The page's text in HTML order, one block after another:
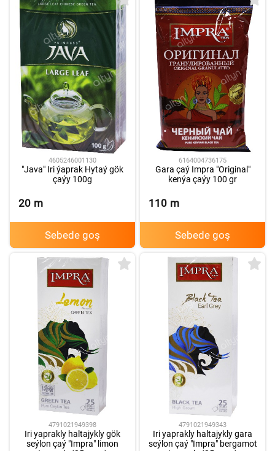
4605246001130
"Java" Iri ýaprak Hytaý gök
çaýy 100g
20 m
Sebede goş
6164004736175
Gara çaý Impra "Original"
kenýa çaýy 100 gr
110 m
Sebede goş
4791021949398
Iri yaprakly haltajykly gök
seýlon çaý "Impra" limon
4791021949343
Iri yaprakly haltajykly gara
seýlon çaý "Impra" bergamot